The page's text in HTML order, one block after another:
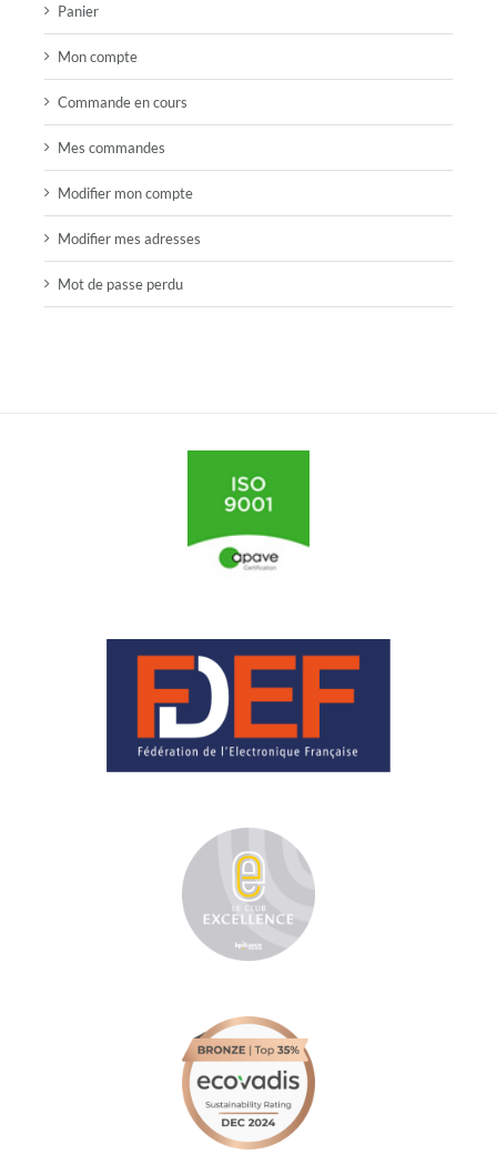
Panier
Mon compte
Commande en cours
Mes commandes
Modifier mon compte
Modifier mes adresses
Mot de passe perdu